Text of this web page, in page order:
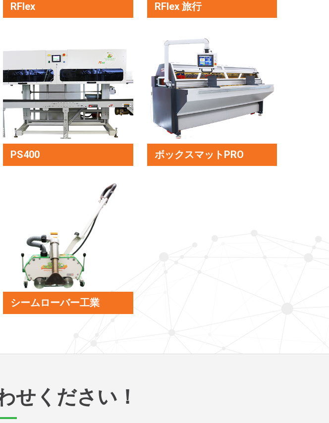
RFlex RFlex 旅行
PS400 ボックスマットPRO
シームローバー工業
せください！